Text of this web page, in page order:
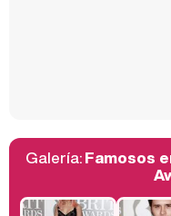
Galería:Famosos